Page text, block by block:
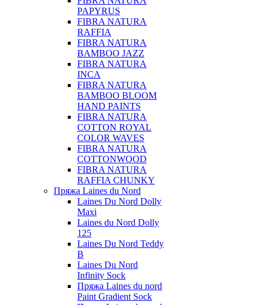
PAPYRUS
FIBRA NATURA
RAFFIA
FIBRA NATURA
BAMBOO JAZZ
FIBRA NATURA
INCA
FIBRA NATURA
BAMBOO BLOOM
HAND PAINTS
FIBRA NATURA
COTTON ROYAL
COLOR WAVES
FIBRA NATURA
COTTONWOOD
FIBRA NATURA
RAFFIA CHUNKY
Пряжа Laines du Nord
Laines Du Nord Dolly
Maxi
Laines du Nord Dolly
125
Laines Du Nord Teddy
B
Laines Du Nord
Infinity Sock
Пряжа Laines du nord
Paint Gradient Sock